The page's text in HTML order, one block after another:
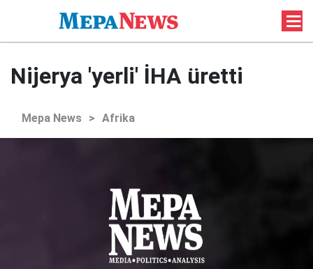
Nijerya 'yerli' İHA üretti
Mepa News > Afrika